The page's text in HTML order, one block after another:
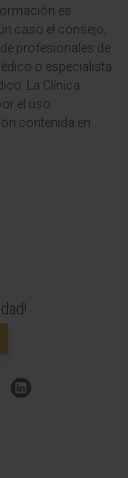
es
caso el consejo,
profesionales de
o especialista
La Clínica
el uso
contenida en